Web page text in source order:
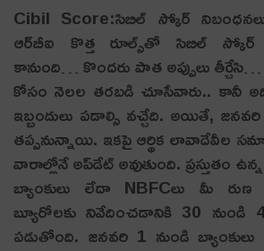
Cibil Score:సిబిల్ స్కోర్
ఆర్‌బీఐ కొత్త రూల్స్‌తో సిబిల్ స్కోర్
కానుంది… కొంద‌రు పాత అప్పులు
కోసం నెల‌ల త‌ర‌బ‌డి చూసేవారు.. కానీ
ఇబ్బందులు ప‌డాల్సి వ‌చ్చేది. అయితే,
త‌ప్ప‌నున్నాయి. ఇకపై ఆర్థిక లావాదేవీల
వారాల్లోనే అప్‌డేట్ అవుతుంది. ప్రస్తుతం
బ్యాంకులు లేదా NBFCలు మీ
బ్యూరోలకు నివేదించడానికి 30
పడుతోంది. జనవరి 1 నుండి బ్యాంకులు